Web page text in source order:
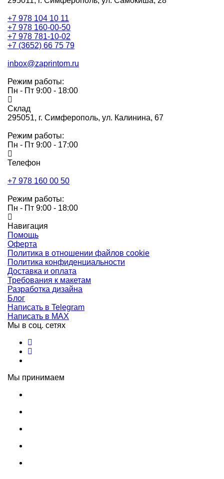
+7 978 104 10 11
+7 978 160-00-50
+7 978 781-10-02
+7 (3652) 66 75 79
inbox@zaprintom.ru
Режим работы:
Пн - Пт 9:00 - 18:00
Склад
295051, г. Симферополь, ул. Калинина, 67
Режим работы:
Пн - Пт 9:00 - 17:00
Телефон
+7 978 160 00 50
Режим работы:
Пн - Пт 9:00 - 18:00
Навигация
Помощь
Оферта
Политика в отношении файлов cookie
Политика конфиденциальности
Доставка и оплата
Требования к макетам
Разработка дизайна
Блог
Написать в Telegram
Написать в MAX
Мы в соц. сетях
Мы принимаем